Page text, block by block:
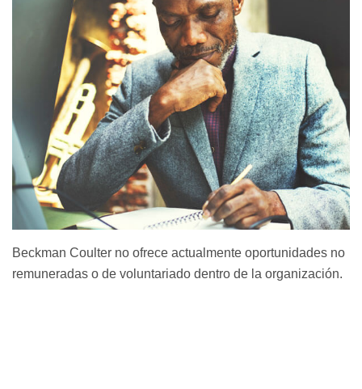
Beckman Coulter no ofrece actualmente oportunidades no
remuneradas o de voluntariado dentro de la organización.